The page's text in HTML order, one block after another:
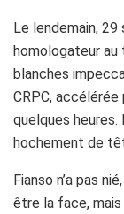
Le lendemain,
homologateur au
blanches
CRPC,
quelques
hochement de
Fianso n’a pas
être la face, mais